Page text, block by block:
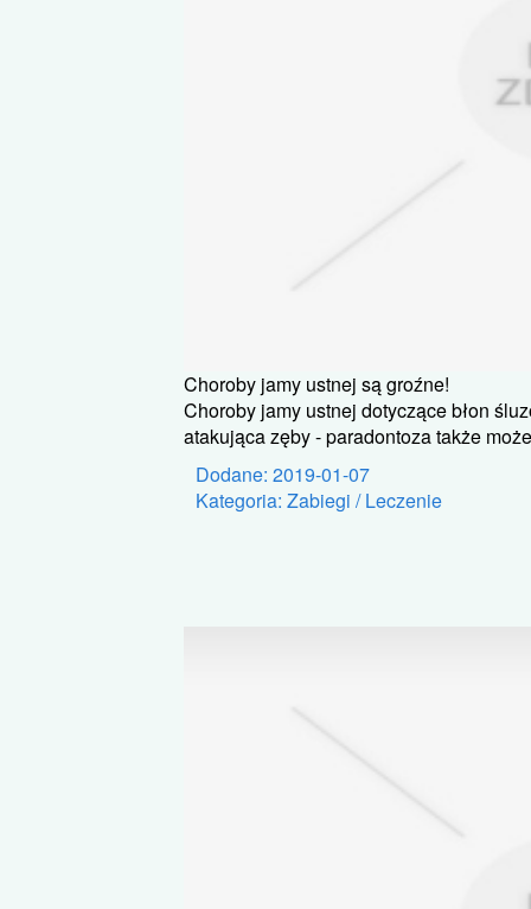
Choroby jamy ustnej są groźne!
Choroby jamy ustnej dotyczące błon
atakująca zęby - paradontoza także
Dodane: 2019-01-07
Kategoria: Zabiegi / Leczenie